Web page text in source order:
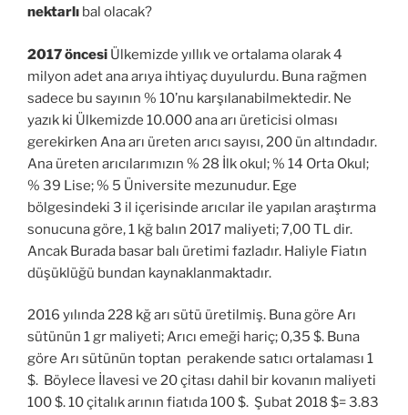
nektarlı bal olacak?
2017 öncesi Ülkemizde yıllık ve ortalama olarak 4
milyon adet ana arıya ihtiyaç duyulurdu. Buna rağmen
sadece bu sayının % 10’nu karşılanabilmektedir. Ne
yazık ki Ülkemizde 10.000 ana arı üreticisi olması
gerekirken Ana arı üreten arıcı sayısı, 200 ün altındadır.
Ana üreten arıcılarımızın % 28 İlk okul; % 14 Orta Okul;
% 39 Lise; % 5 Üniversite mezunudur. Ege
bölgesindeki 3 il içerisinde arıcılar ile yapılan araştırma
sonucuna göre, 1 kğ balın 2017 maliyeti; 7,00 TL dir.
Ancak Burada basar balı üretimi fazladır. Haliyle Fiatın
düşüklüğü bundan kaynaklanmaktadır.
2016 yılında 228 kğ arı sütü üretilmiş. Buna göre Arı
sütünün 1 gr maliyeti; Arıcı emeği hariç; 0,35 $. Buna
göre Arı sütünün toptan perakende satıcı ortalaması 1
$. Böylece İlavesi ve 20 çitası dahil bir kovanın maliyeti
100 $. 10 çitalık arının fiatıda 100 $. Şubat 2018 $= 3.83